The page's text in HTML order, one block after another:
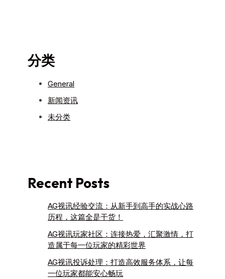
分类
General
新闻资讯
未分类
Recent Posts
AG视讯经验交流：从新手到高手的实战心路
历程，这篇全是干货！
AG视讯玩家社区：连接热爱，汇聚激情，打
造属于每一位玩家的精彩世界
AG视讯投诉处理：打造高效服务体系，让每
一位玩家都能安心畅玩